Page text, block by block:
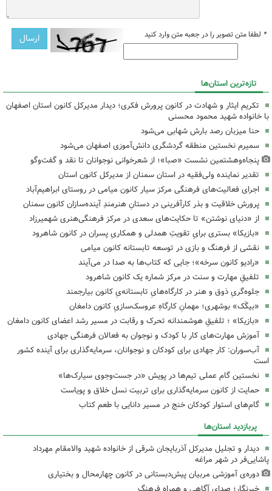
* لطفا متن تصویر را در جعبه متن وارد کنید
تازه‌ترین استان‌ها
تکریم ایثار و شهادت در کانون پرورش فکری؛ دیدار مدیرکل کانون استان اصفهان
با خانواده شهید محمود محسنی
حنا میزبان رصد بارش شهابی می‌شود
سمیرم نخستین منطقه گردشگری دانش‌آموزی اصفهان می‌شود
پنجاه‌وهشتمین نشست «صبا»؛ از شعرخوانی نوجوانان تا نقد و گفت‌وگو
تقدیر نماینده ولی‌فقیه در استان سمنان از مدیرکل کانون استان
اجرای فعالیت‌های فرهنگی مرکز سیار کانون میامی در روستای ابراهیم‌آباد
پرورش خلاقیت و بذر کارآفرینی در دستانِ هنرمندِ آینده‌سازان کانون سمنان
از «دنیای نوشتن» تا حکایت‌های سعدی در مرکز فرهنگی‌هنری شهمیرزاد
«بازیکا» بستری برایِ تقویتِ همدلی و همکاریِ پسران در کانون شاهرود
نقشی از فرهنگ و بازی در توسعه تابستانه کانون میامی
«رادیو کانون سرخه»؛ جایی که کتاب‌ها به صدا در می‌آیند
تلفیقِ مهارت و سنت در مرکز شماره یک کانون شاهرود
جلوه‌گریِ ذوق و هنر در کارگاه‌هایِ تابستانه‌یِ کانون بیارجمند
«بیگَک» بوشهری؛ مهمانِ کارگاهِ عروسک‌سازیِ کانون دامغان
«بازیکا» ؛ تلفیقِ هوشمندانه تحرک و رقابت در مسیر رشد اعضای کانون دامغان
آموزش مهارت‌های کار با کودک و نوجوان به فعالان فرهنگی جهادی
آب‌سوران: کار جهادی برای کودکان و نوجوانان، سرمایه‌گذاری برای آینده کشور
است
نخستین گام عملی تیم‌ها در پویش «در جست‌وجوی سیارک‌ها»
حمایت از کانون سرمایه‌گذاری برای تربیت نسل خلاق و پویاست
گام‌های استوار کودکان خنج در مسیر دانایی با طعم کتاب
پربازدید استان‌ها
دیدار و تجلیل مدیرکل آذربایجان شرقی از خانواده شهید والامقام مهرداد
پاشایی‌فر در شهر مراغه
دوره‌ی آموزشی مربیان پیش‌دبستانی در کانون چهارمحال و بختیاری